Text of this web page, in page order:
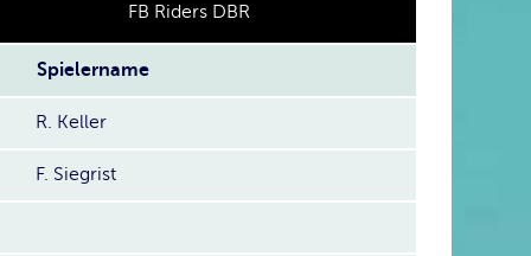
FB Riders DBR
Spielername
R. Keller
F. Siegrist